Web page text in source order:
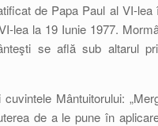
de Papa Paul al VI-
lea la 19 Iunie 1977.
se află sub altarul
Mântuitorului:
de a le pune în